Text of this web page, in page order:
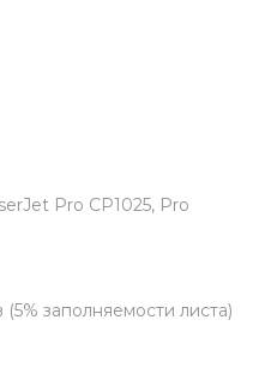
Pro CP1025, Pro
заполняемости листа)